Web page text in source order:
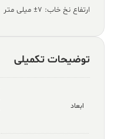
ارتفاع نخ خاب: ۷± میلی متر
توضیحات تکمیلی
ابعاد